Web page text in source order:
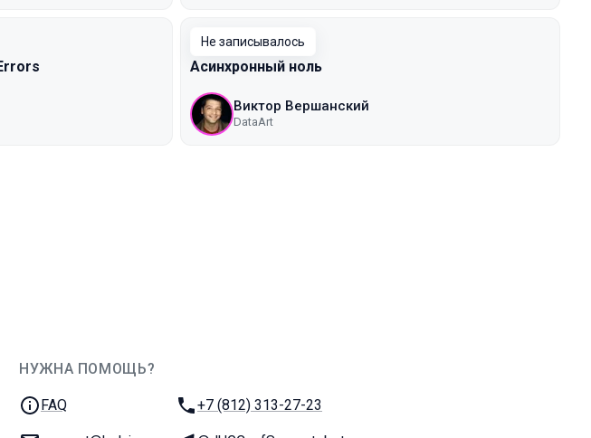
Не записывалось
Асинхронный ноль
Виктор Вершанский
DataArt
НУЖНА ПОМОЩЬ?
FAQ Телефон:
+7 (812) 313-27-23